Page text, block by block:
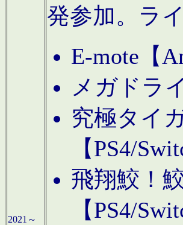
2021～
発参加。ラ
E-mote【
メガドラ
究極タイ
【PS4/
飛翔鮫！
【PS4/